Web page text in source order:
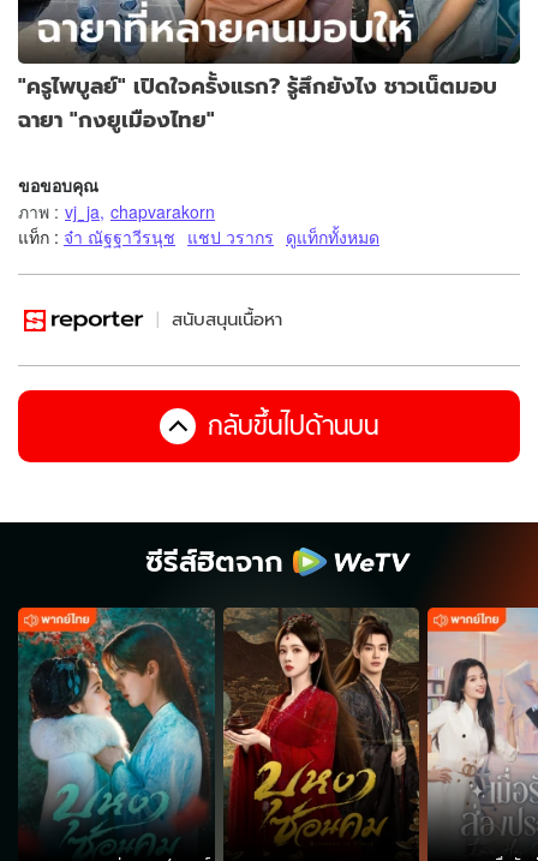
"ครูไพบูลย์" เปิดใจครั้งแรก? รู้สึกยังไง ชาวเน็ตมอบ
ฉายา "กงยูเมืองไทย"
ขอขอบคุณ
ภาพ : vj_ja, chapvarakorn
แท็ก : จ๋า ณัฐฐาวีรนุช แชป วรากร ดูแท็กทั้งหมด
สนับสนุนเนื้อหา
กลับขึ้นไปด้านบน
ซีรีส์ฮิตจาก